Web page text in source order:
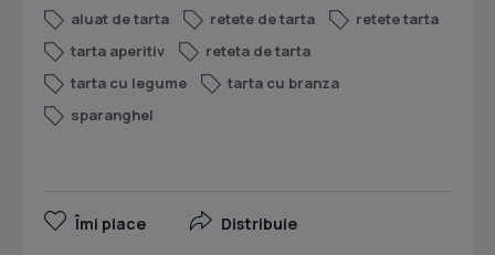
aluat de tarta
retete de tarta
retete tarta
tarta aperitiv
reteta de tarta
tarta cu legume
tarta cu branza
sparanghel
Îmi place Distribuie